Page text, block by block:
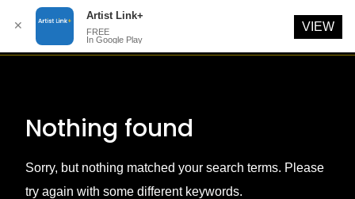
Nothing found
Sorry, but nothing matched your search terms. Please
try again with some different keywords.
✕
Artist Link+
FREE
In Google Play
VIEW